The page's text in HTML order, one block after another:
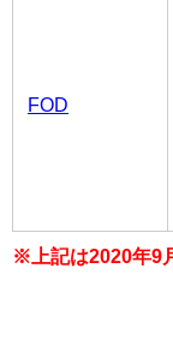
FOD
※上記は2020年9